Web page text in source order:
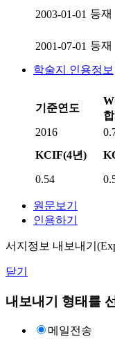
2003-01-01 등재
2001-07-01 등재
학술지 인용정보
기준연도
2016
KCIF(4년)
0.54
원문보기
인용하기
서지정보 내보내기
닫기
내보내기 형태를
메일전송